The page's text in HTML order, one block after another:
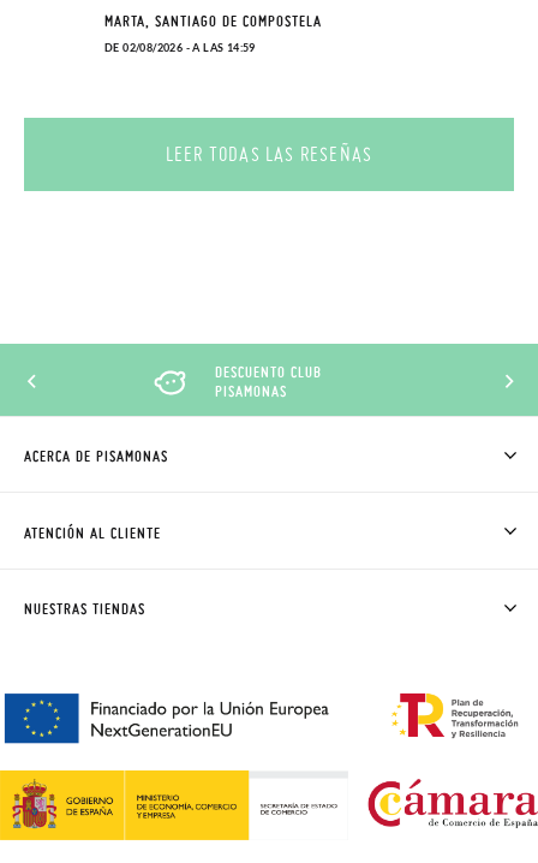
MARTA, SANTIAGO DE COMPOSTELA
DE 02/08/2026 - A LAS 14:59
LEER TODAS LAS RESEÑAS
DESCUENTO CLUB
PISAMONAS
ACERCA DE PISAMONAS
CÓMO COMPRAR
AVISO LEGAL, PRIVACIDAD Y COOKIES
REBAJAS
ATENCIÓN AL CLIENTE
PREGUNTAS FRECUENTES
NUESTRAS TIENDAS